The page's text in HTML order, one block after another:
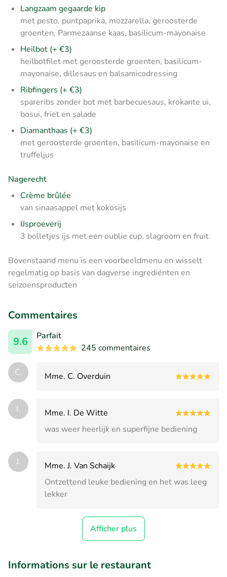
Langzaam gegaarde kip
met pesto, puntpaprika, mozzarella, geroosterde
groenten, Parmezaanse kaas, basilicum-mayonaise
Heilbot (+ €3)
heilbotfilet met geroosterde groenten, basilicum-
mayonaise, dillesaus en balsamicodressing
Ribfingers (+ €3)
spareribs zonder bot met barbecuesaus, krokante ui,
bosui, friet en salade
Diamanthaas (+ €3)
met geroosterde groenten, basilicum-mayonaise en
truffeljus
Nagerecht
Crème brûlée
van sinaasappel met kokosijs
IJsproeverij
3 bolletjes ijs met een oublie cup, slagroom en fruit
Bovenstaand menu is een voorbeeldmenu en wisselt
regelmatig op basis van dagverse ingrediënten en
seizoensproducten
Commentaires
9.6
Parfait
245 commentaires
C. Mme. C. Overduin
I.
Mme. I. De Witte
was weer heerlijk en superfijne bediening
J.
Mme. J. Van Schaijk
Ontzettend leuke bediening en het was leeg
lekker
Afficher plus
Informations sur le restaurant